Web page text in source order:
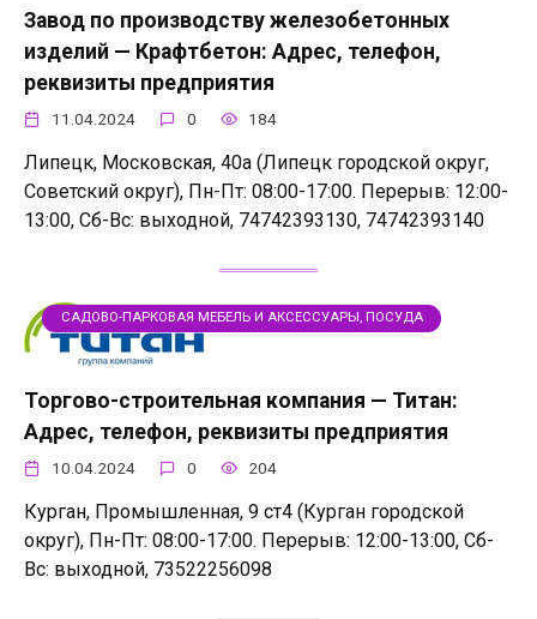
Завод по производству железобетонных
изделий — Крафтбетон: Адрес, телефон,
реквизиты предприятия
11.04.2024 0 184
Липецк, Московская, 40а (Липецк городской округ,
Советский округ), Пн-Пт: 08:00-17:00. Перерыв: 12:00-
13:00, Сб-Вс: выходной, 74742393130, 74742393140
САДОВО-ПАРКОВАЯ МЕБЕЛЬ И АКСЕССУАРЫ, ПОСУДА
Торгово-строительная компания — Титан:
Адрес, телефон, реквизиты предприятия
10.04.2024 0 204
Курган, Промышленная, 9 ст4 (Курган городской
округ), Пн-Пт: 08:00-17:00. Перерыв: 12:00-13:00, Сб-
Вс: выходной, 73522256098